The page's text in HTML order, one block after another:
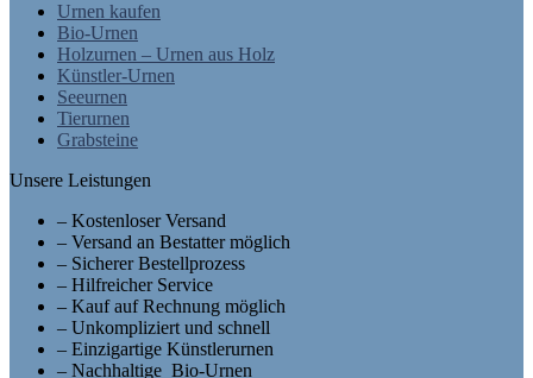
Urnen kaufen
Bio-Urnen
Holzurnen – Urnen aus Holz
Künstler-Urnen
Seeurnen
Tierurnen
Grabsteine
Unsere Leistungen
– Kostenloser Versand
– Versand an Bestatter möglich
– Sicherer Bestellprozess
– Hilfreicher Service
– Kauf auf Rechnung möglich
– Unkompliziert und schnell
– Einzigartige Künstlerurnen
– Nachhaltige Bio-Urnen